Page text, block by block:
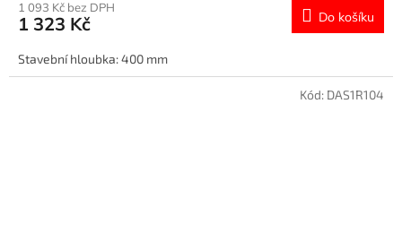
A
1 093 Kč bez DPH
1 323 Kč Do košíku
Stavební hloubka: 400 mm
Kód: DAS1R104